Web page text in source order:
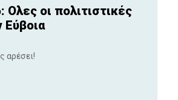
οι πολιτιστικές
Εύβοια
αρέσει!